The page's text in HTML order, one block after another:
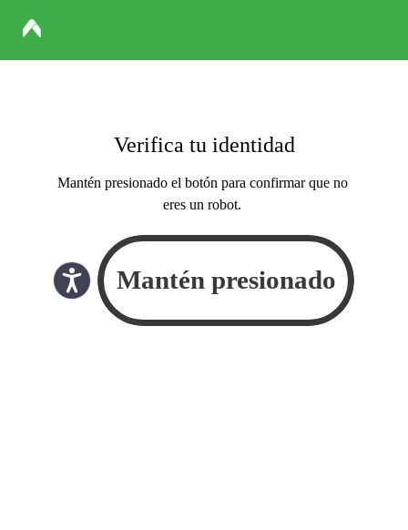
Verifica tu identidad
Mantén presionado el botón para confirmar que no
eres un robot.